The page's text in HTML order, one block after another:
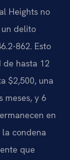
Heights no
delito
862. Esto
hasta 12
$2,500, una
meses, y 6
en
la condena
que